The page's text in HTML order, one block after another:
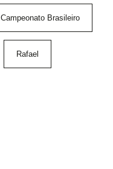
Campeonato Brasileiro
Rafael